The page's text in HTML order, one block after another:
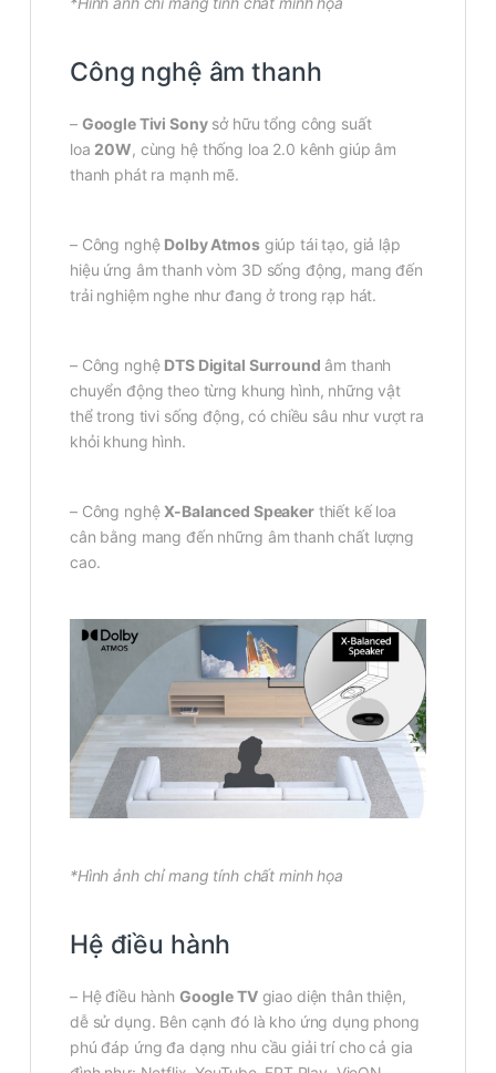
Công nghệ âm thanh
– Google Tivi Sonysở hữu tổng công suất
loa 20W, cùng hệ thống loa 2.0 kênh giúp âm
thanh phát ra mạnh mẽ.
– Công nghệ Dolby Atmosgiúp tái tạo, giả lập
hiệu ứng âm thanh vòm 3D sống động, mang đến
trải nghiệm nghe như đang ở trong rạp hát.
– Công nghệ DTS Digital Surround âm thanh
chuyển động theo từng khung hình, những vật
thể trong tivi sống động, có chiều sâu như vượt ra
khỏi khung hình.
– Công nghệ X-Balanced Speakerthiết kế loa
cân bằng mang đến những âm thanh chất lượng
cao.
*Hình ảnh chỉ mang tính chất minh họa
Hệ điều hành
– Hệ điều hành Google TVgiao diện thân thiện,
dễ sử dụng. Bên cạnh đó là kho ứng dụng phong
phú đáp ứng đa dạng nhu cầu giải trí cho cả gia